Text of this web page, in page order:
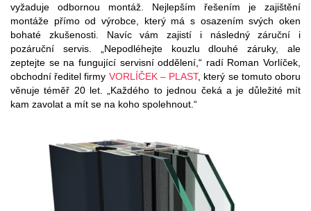
vyžaduje odbornou montáž. Nejlepším řešením je zajištění
montáže přímo od výrobce, který má s osazením svých oken
bohaté zkušenosti. Navíc vám zajistí i následný záruční i
pozáruční servis. „Nepodléhejte kouzlu dlouhé záruky, ale
zeptejte se na fungující servisní oddělení,“ radí Roman Vorlíček,
obchodní ředitel firmy VORLÍČEK – PLAST, který se tomuto oboru
věnuje téměř 20 let. „Každého to jednou čeká a je důležité mít
kam zavolat a mít se na koho spolehnout.“